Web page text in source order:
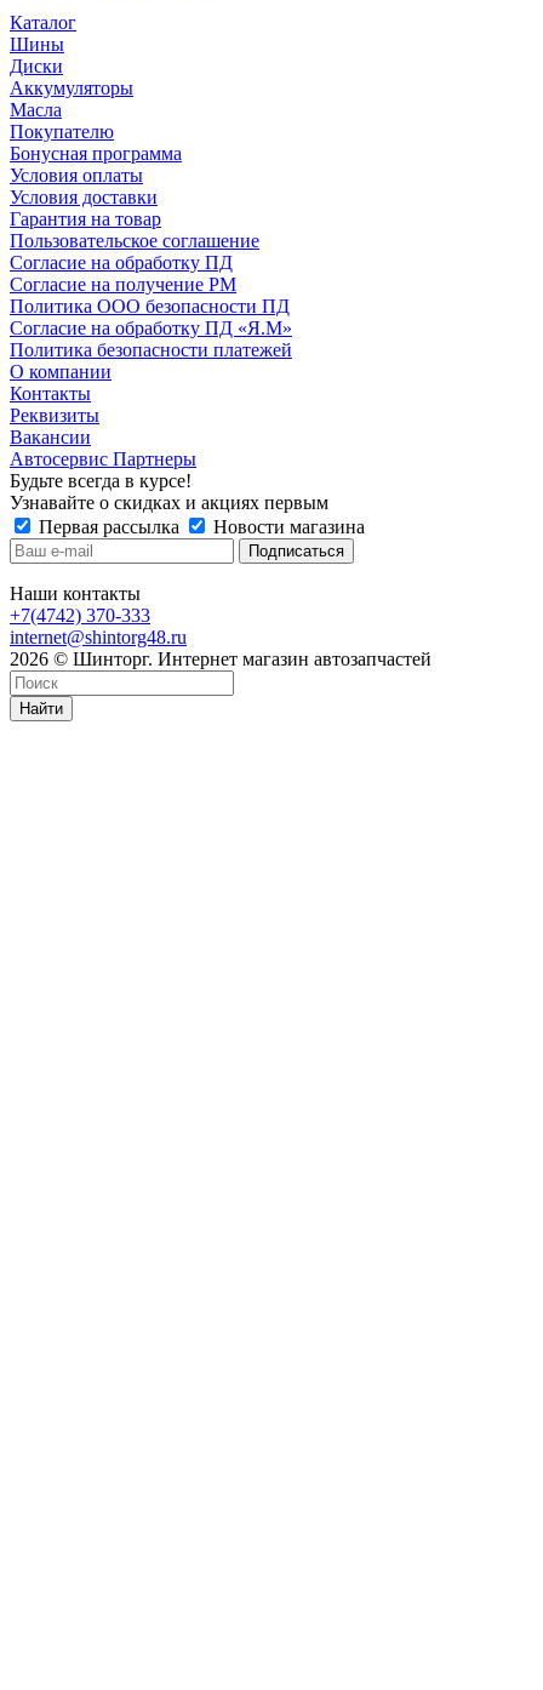
Каталог
Шины
Диски
Аккумуляторы
Масла
Покупателю
Бонусная программа
Условия оплаты
Условия доставки
Гарантия на товар
Пользовательское соглашение
Согласие на обработку ПД
Согласие на получение РМ
Политика ООО безопасности ПД
Согласие на обработку ПД «Я.М»
Политика безопасности платежей
О компании
Контакты
Реквизиты
Вакансии
Автосервис Партнеры
Будьте всегда в курсе!
Узнавайте о скидках и акциях первым
Первая рассылка
Новости магазина
Наши контакты
+7(4742) 370-333
internet@shintorg48.ru
2026 © Шинторг. Интернет магазин автозапчастей
Найти